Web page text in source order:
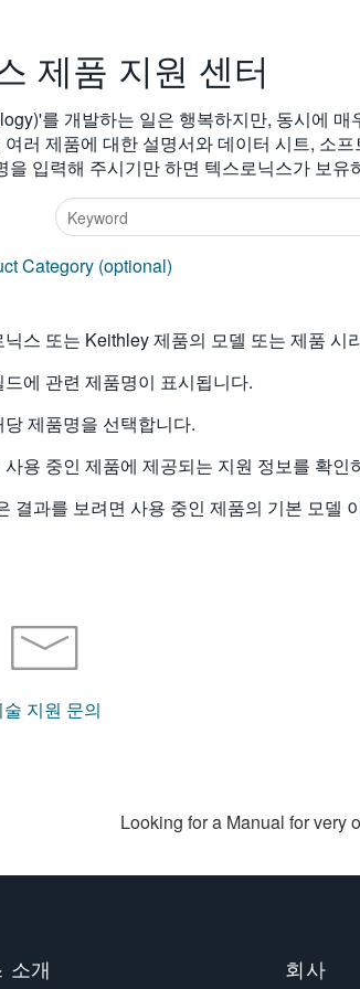
제품 지원 센터
를 개발하는 일은 행복하지만, 동시에
러 제품에 대한 설명서와 데이터 시트, 소
을 입력해 주시기만 하면 텍스로닉스가 보
2
characters
for
results.
Category (optional)
스 또는 Keithley 제품의 모델 또는 제품 시
에 관련 제품명이 표시됩니다.
제품명을 선택합니다.
용 중인 제품에 제공되는 지원 정보를 확인
결과를 보려면 사용 중인 제품의 기본 모델
술 지원 문의
Looking for a Manual for very
소개 회사